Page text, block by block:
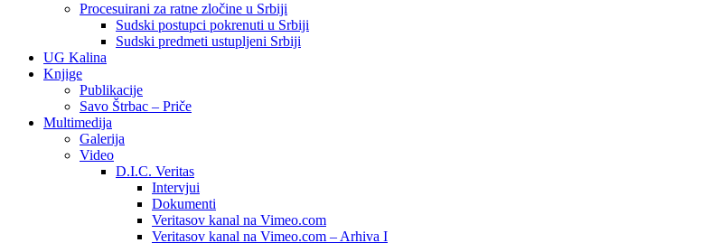
Procesuirani za ratne zločine u Srbiji
Sudski postupci pokrenuti u Srbiji
Sudski predmeti ustupljeni Srbiji
UG Kalina
Knjige
Publikacije
Savo Štrbac – Priče
Multimedija
Galerija
Video
D.I.C. Veritas
Intervjui
Dokumenti
Veritasov kanal na Vimeo.com
Veritasov kanal na Vimeo.com – Arhiva I